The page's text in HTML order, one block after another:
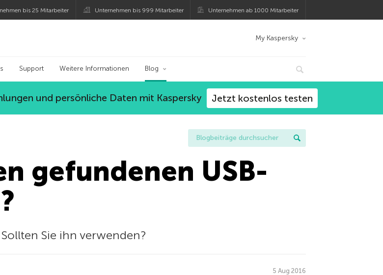
bis 25 Mitarbeiter Unternehmen bis 999 Mitarbeiter Unternehmen ab 1000 Mitarbeiter
My Kaspersky
Support Weitere Informationen Blog
und persönliche Daten mit Kaspersky Jetzt kostenlos testen
gefundenen USB-
Sie ihn verwenden?
5 Aug 2016